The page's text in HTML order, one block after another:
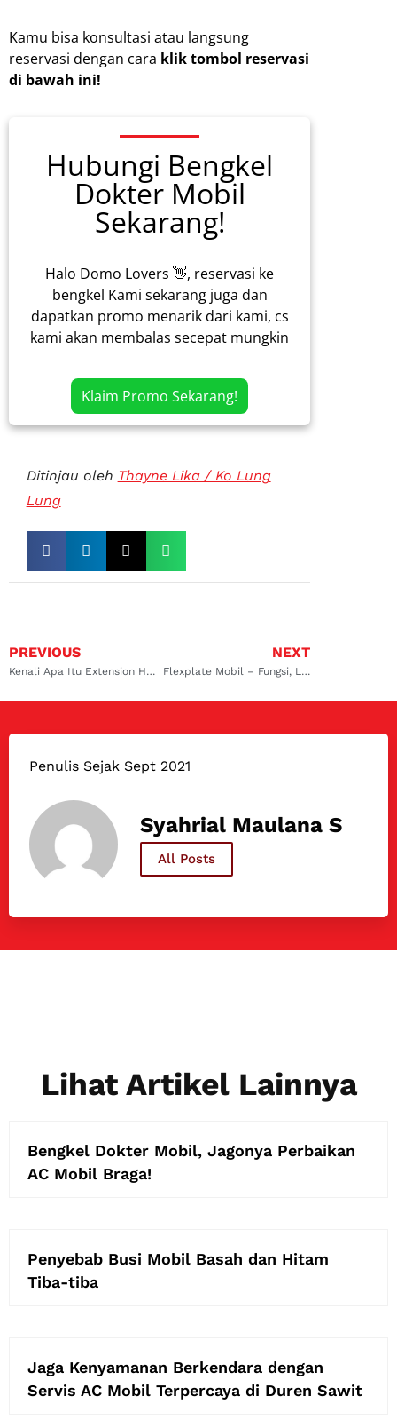
Kamu bisa konsultasi atau langsung
reservasi dengan cara klik tombol reservasi
di bawah ini!
Hubungi Bengkel
Dokter Mobil
Sekarang!
Halo Domo Lovers 👋, reservasi ke
bengkel Kami sekarang juga dan
dapatkan promo menarik dari kami, cs
kami akan membalas secepat mungkin
Klaim Promo Sekarang!
Ditinjau oleh Thayne Lika / Ko Lung
Lung
PREVIOUS
Kenali Apa Itu Extension Housing di Transmisi Mobil
NEXT
Flexplate Mobil – Fungsi, Letak, dan Harga Komponennya
Penulis Sejak Sept 2021
Syahrial Maulana S
All Posts
Lihat Artikel Lainnya
Bengkel Dokter Mobil, Jagonya Perbaikan
AC Mobil Braga!
Penyebab Busi Mobil Basah dan Hitam
Tiba-tiba
Jaga Kenyamanan Berkendara dengan
Servis AC Mobil Terpercaya di Duren Sawit